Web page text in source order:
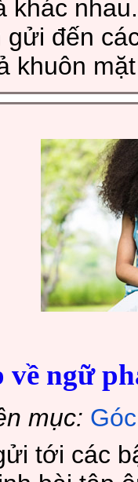
khác
gửi đến
khuôn
về ngữ
mục:
tới các